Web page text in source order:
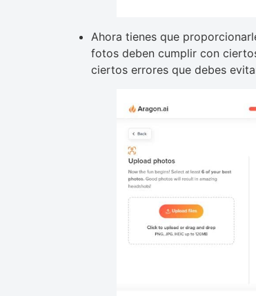
Ahora tienes que
fotos deben cumplir con
ciertos errores que debes